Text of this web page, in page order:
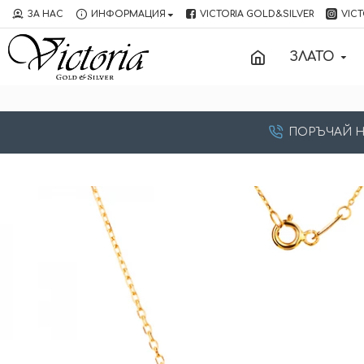
ЗА НАС ИНФОРМАЦИЯ VICTORIA GOLD&SILVER
ЗЛАТО
ПОРЪЧАЙ